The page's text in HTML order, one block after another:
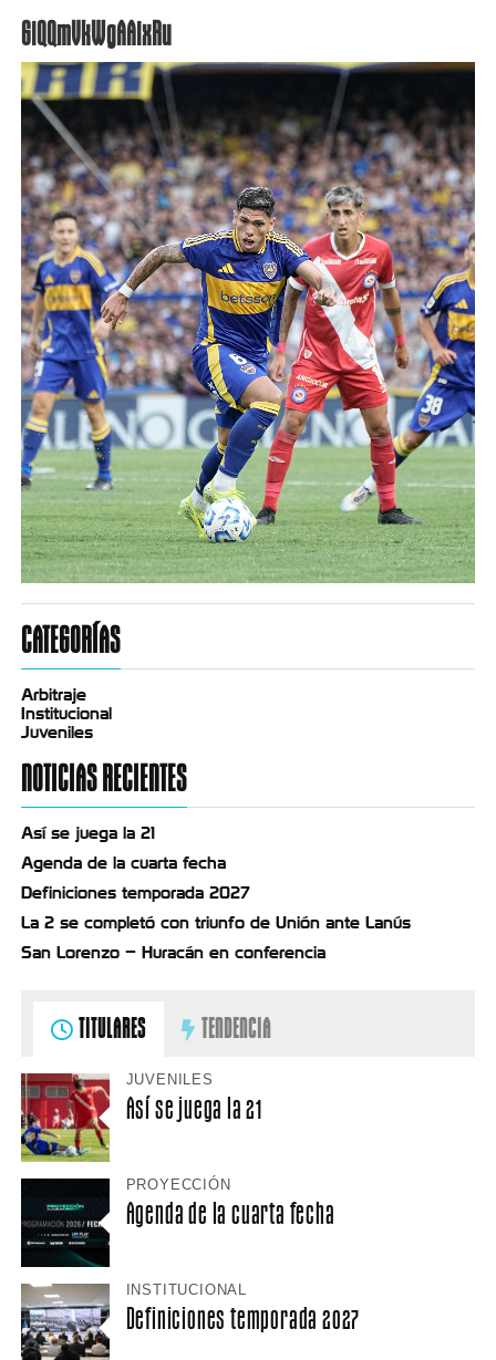
GiQQmVkWgAAixRu
CATEGORÍAS
Arbitraje
Institucional
Juveniles
NOTICIAS RECIENTES
Así se juega la 21
Agenda de la cuarta fecha
Definiciones temporada 2027
La 2 se completó con triunfo de Unión ante Lanús
San Lorenzo – Huracán en conferencia
TITULARES TENDENCIA
JUVENILES
Así se juega la 21
PROYECCIÓN
Agenda de la cuarta fecha
INSTITUCIONAL
Definiciones temporada 2027